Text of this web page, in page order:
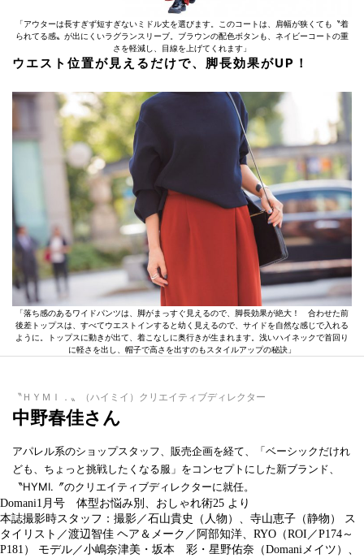
「アウターは長すぎず短すぎないミドル丈を選びます。このコートは、肩幅が狭くても〝着
られてる感〟が出にくいラグランスリーブ。ブラウンの配色ボタンも、ネイビーコートの重
さを軽減し、目線を上げてくれます」
ウエスト位置が見えるだけで、脚長効果がUP！
「落ち感のあるワイドパンツは、脚がまっすぐ見えるので、脚長効果が絶大！ 合わせた前
後差トップスは、すべてウエストインすると幼く見えるので、サイドを自然な感じで入れる
ように。トップスに動きが出て、着こなしに奥行きが生まれます。浅いハイネックで首回り
に軽さを出し、帽子で高さを出すのもスタイルアップの秘訣」
〝ＨＹＭＩ．〟（ハイミイ）クリエイティブディレクター
中野春佳さん
アパレル系のショップスタッフ、販売企画を経て、「ベーシックだけれ
ども、ちょっと挑戦したくなる服」をコンセプトにした新ブランド、
〝HYMI.〞のクリエイティブディレクターに就任。
Domani1月号 体型お悩み別、おしゃれ術25 より
本誌撮影時スタッフ：撮影／石山貴史（人物）、寺山恵子（静物） ス
タイリスト／渡辺智佳 ヘア＆メーク／阿部知洋、RYO（ROI／P174～
P181） モデル／小嶋奈津美・坂本 彩・星野佑奈（Domaniメイツ）、